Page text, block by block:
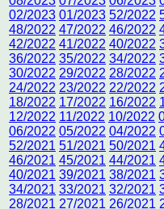
02/2023 01/2023 52/2022
48/2022 47/2022 46/2022
42/2022 41/2022 40/2022
36/2022 35/2022 34/2022
30/2022 29/2022 28/2022
24/2022 23/2022 22/2022
18/2022 17/2022 16/2022
12/2022 11/2022 10/2022
06/2022 05/2022 04/2022
52/2021 51/2021 50/2021
46/2021 45/2021 44/2021
40/2021 39/2021 38/2021
34/2021 33/2021 32/2021
28/2021 27/2021 26/2021